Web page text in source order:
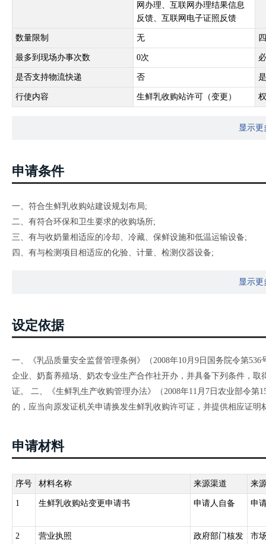
网办理、互联网办理结果信息
反馈、互联网电子证照反馈
数量限制 无
最多到现场办事次数 0次
是否支持物流快递 否
行使内容 生鲜乳收购站许可（变更）
显示更
申请条件
一、符合生鲜乳收购站建设规划布局;
二、有符合环保和卫生要求的收购场所;
三、有与收奶量相适应的冷却、冷藏、保鲜设施和低温运输设备;
四、有与检测项目相适应的化验、计量、检测仪器设备;
显示更
设定依据
一、《乳品质量安全监督管理条例》（2008年10月9日国务院令第
企业、奶畜养殖场、奶农专业生产合作社开办，并具备下列条件，
证。 二、《生鲜乳生产收购管理办法》（2008年11月7日农业部令
的，应当向原发证机关申请换发生鲜乳收购许可证，并提供相应证明
申请材料
序号 材料名称 来源渠道 来
1 生鲜乳收购站变更申请书 申请人自备 申
2 营业执照 政府部门核发 市